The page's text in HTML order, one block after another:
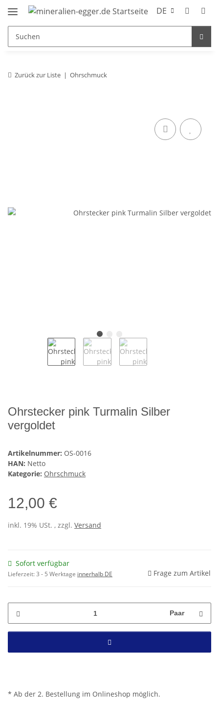
DE
Zurück zur Liste Ohrschmuck
Ohrstecker pink Turmalin Silber
vergoldet
Artikelnummer: OS-0016
HAN: Netto
Kategorie: Ohrschmuck
12,00 €
inkl. 19% USt. , zzgl. Versand
Sofort verfügbar
Lieferzeit:3 - 5 Werktage innerhalb DE Frage zum Artikel
Paar
* Ab der 2. Bestellung im Onlineshop möglich.